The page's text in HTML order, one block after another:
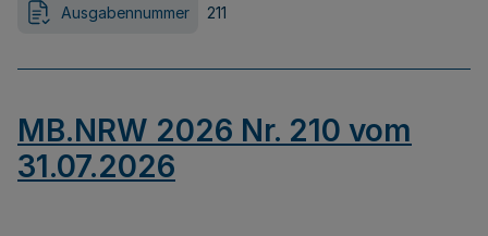
Ausgabennummer 211
MB.NRW 2026 Nr. 210 vom
31.07.2026